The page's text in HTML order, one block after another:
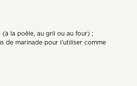
(à la poêle, au gril ou au four) ;
de marinade pour l’utiliser comme